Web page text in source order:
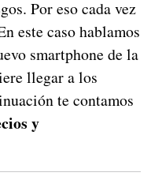
Por eso cada vez
este caso hablamos
smartphone de la
llegar a los
te contamos
y